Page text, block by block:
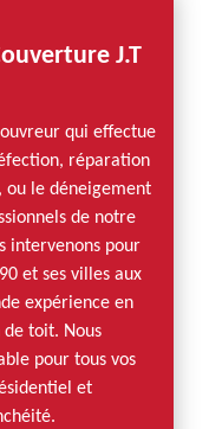
J.T
qui effectue
réparation
le déneigement
de notre
intervenons pour
et ses villes aux
expérience en
toit. Nous
pour tous vos
et